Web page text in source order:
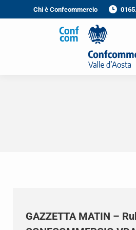
Chi è Confcommercio
GAZZETTA MATIN –